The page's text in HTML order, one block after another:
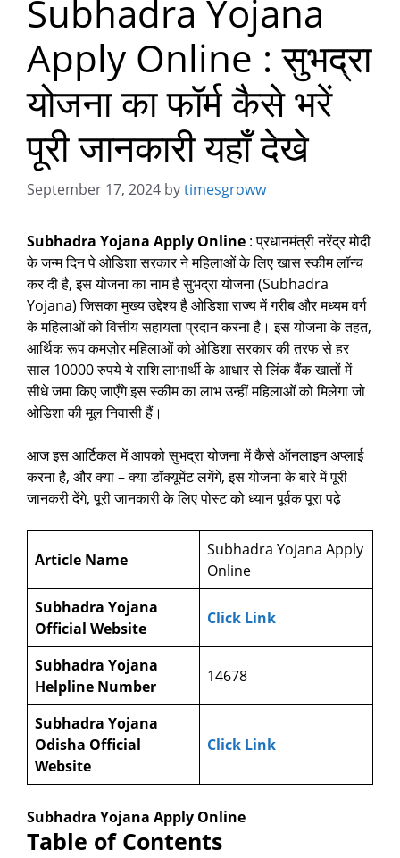
Subhadra Yojana
Apply Online : सुभद्रा
योजना का फॉर्म कैसे भरें
पूरी जानकारी यहाँ देखे
September 17, 2024 bytimesgroww
Subhadra Yojana Apply Online : प्रधानमंत्री नरेंद्र मोदी
के जन्म दिन पे ओडिशा सरकार ने महिलाओं के लिए खास स्कीम लॉन्च
कर दी है, इस योजना का नाम है सुभद्रा योजना (Subhadra
Yojana) जिसका मुख्य उद्देश्य है ओडिशा राज्य में गरीब और मध्यम वर्ग
के महिलाओं को वित्तीय सहायता प्रदान करना है। इस योजना के तहत,
आर्थिक रूप कमज़ोर महिलाओं को ओडिशा सरकार की तरफ से हर
साल 10000 रुपये ये राशि लाभार्थी के आधार से लिंक बैंक खातों में
सीधे जमा किए जाएँगे इस स्कीम का लाभ उन्हीं महिलाओं को मिलेगा जो
ओडिशा की मूल निवासी हैं।
आज इस आर्टिकल में आपको सुभद्रा योजना में कैसे ऑनलाइन अप्लाई
करना है, और क्या – क्या डॉक्यूमेंट लगेंगे, इस योजना के बारे में पूरी
जानकरी देंगे, पूरी जानकारी के लिए पोस्ट को ध्यान पूर्वक पूरा पढ़े
Article Name
Subhadra Yojana Apply
Online
Subhadra Yojana
Official Website
Click Link
Subhadra Yojana
Helpline Number
14678
Subhadra Yojana
Odisha Official
Website
Click Link
Subhadra Yojana Apply Online
Table of Contents